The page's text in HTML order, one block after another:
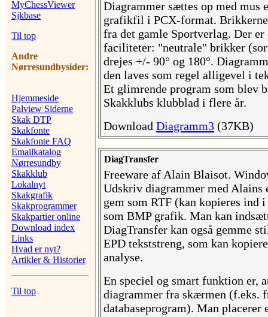
MyChessViewer
Sjkbase
Til top
Andre
Nørresundbysider:
Hjemmeside
Palview Siderne
Skak DTP
Skakfonte
Skakfonte FAQ
Emailkatalog
Nørresundby
Skakklub
Lokalnyt
Skakgrafik
Skakprogrammer
Skakpartier online
Download index
Links
Hvad er nyt?
Artikler & Historier
Til top
Diagrammer sættes op med mus
grafikfil i PCX-format. Brikkerne
fra det gamle Sportverlag. Der
faciliteter: "neutrale" brikker
drejes +/- 90° og 180°.
den laves som regel alligevel i
Et glimrende program som blev
Skakklubs klubblad i flere år.
Download Diagramm3 (37KB)
DiagTransfer
Freeware af Alain Blaisot.
Udskriv diagrammer med Alains
gem som RTF (kan kopieres ind
som BMP grafik. Man kan
DiagTransfer kan også gemme
EPD tekststreng, som kan
analyse.
En speciel og smart funktion er,
diagrammer fra skærmen (f.eks.
databaseprogram). Man